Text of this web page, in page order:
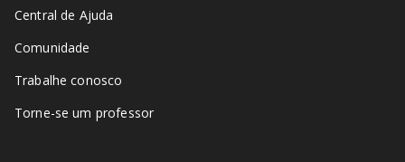
Central de Ajuda
Comunidade
Trabalhe conosco
Torne-se um professor